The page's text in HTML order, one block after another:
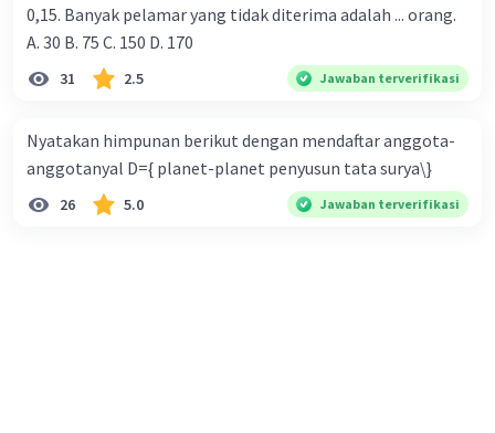
0,15. Banyak pelamar yang tidak diterima adalah ... orang.
A. 30 B. 75 C. 150 D. 170
31 2.5 Jawaban terverifikasi
Nyatakan himpunan berikut dengan mendaftar anggota-
anggotanyal D={ planet-planet penyusun tata surya\}
26 5.0 Jawaban terverifikasi